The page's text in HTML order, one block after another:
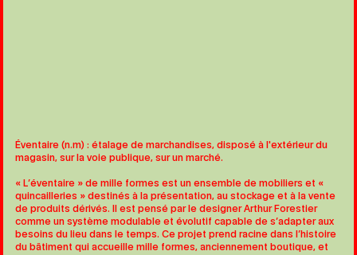
Éventaire (n.m) : étalage de marchandises, disposé à l'extérieur du
magasin, sur la voie publique, sur un marché.
« L’éventaire » de mille formes est un ensemble de mobiliers et «
quincailleries » destinés à la présentation, au stockage et à la vente
de produits dérivés. Il est pensé par le designer Arthur Forestier
comme un système modulable et évolutif capable de s’adapter aux
besoins du lieu dans le temps. Ce projet prend racine dans l’histoire
du bâtiment qui accueille mille formes, anciennement boutique, et